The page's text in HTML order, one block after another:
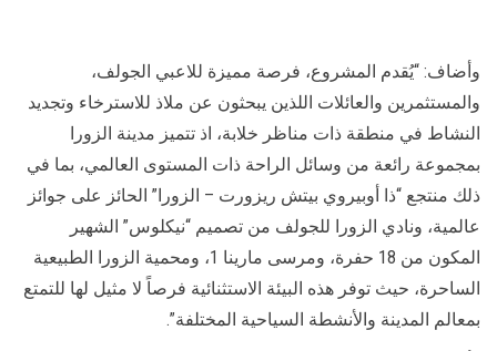
وأضاف: “يُقدم المشروع، فرصة مميزة للاعبي الجولف،
والمستثمرين والعائلات اللذين يبحثون عن ملاذ للاسترخاء وتجديد
النشاط في منطقة ذات مناظر خلابة، اذ تتميز مدينة الزورا
بمجموعة رائعة من وسائل الراحة ذات المستوى العالمي، بما في
ذلك منتجع “ذا أوبيروي بيتش ريزورت – الزورا” الحائز على جوائز
عالمية، ونادي الزورا للجولف من تصميم “نيكلوس” الشهير
المكون من 18 حفرة، ومرسى مارينا 1، ومحمية الزورا الطبيعية
الساحرة، حيث توفر هذه البيئة الاستثنائية فرصاً لا مثيل لها للتمتع
بمعالم المدينة والأنشطة السياحية المختلفة”.